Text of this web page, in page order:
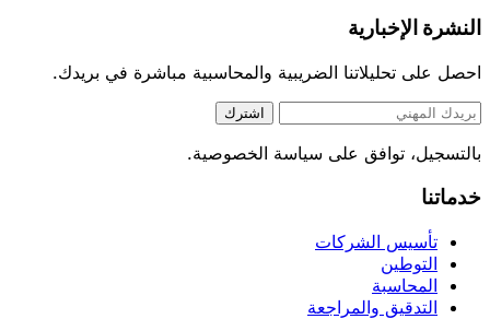
النشرة الإخبارية
احصل على تحليلاتنا الضريبية والمحاسبية مباشرة في بريدك.
اشترك
بالتسجيل، توافق على سياسة الخصوصية.
خدماتنا
تأسيس الشركات
التوطين
المحاسبة
التدقيق والمراجعة